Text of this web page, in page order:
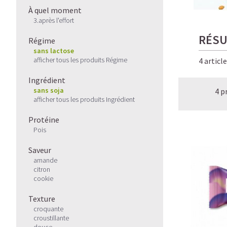
À quel moment
3.après l'effort
Régime
sans lactose
afficher tous les produits Régime
Ingrédient
sans soja
afficher tous les produits Ingrédient
Protéine
Pois
Saveur
amande
citron
cookie
Texture
croquante
croustillante
4
4